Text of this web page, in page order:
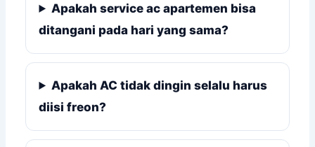
Apakah service ac apartemen bisa
ditangani pada hari yang sama?
Apakah AC tidak dingin selalu harus
diisi freon?